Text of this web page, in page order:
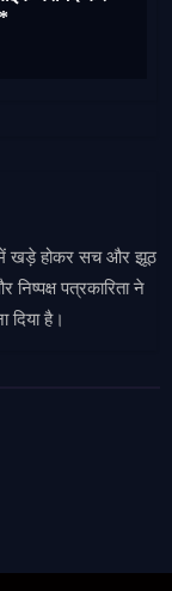
में खड़े होकर सच और झूठ
पत्रकारिता ने
दिया है।